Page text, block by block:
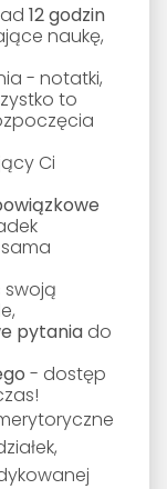
12 godzin
naukę,
- notatki,
to
Ci
pytaniado
- dostęp